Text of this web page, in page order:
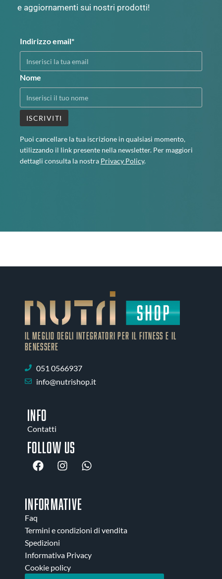
e aggiornamenti sui nostri prodotti!
Indirizzo email*
Nome
Puoi cancellare la tua iscrizione in qualsiasi momento,
utilizzando il link presente nella newsletter. Per maggiori
dettagli consulta la nostra Privacy Policy.
IL MEGLIO DEGLI Integratori PER IL FITNESS E IL
BENESSERE
051 0566937
info@nutrishop.it
INFO
Contatti
Follow us
INFORMATIVE
Faq
Termini e condizioni di vendita
Spedizioni
Informativa Privacy
Cookie policy